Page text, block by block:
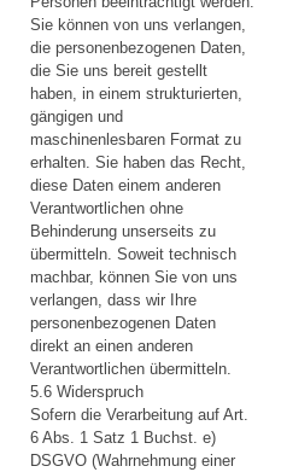
Sie können von uns verlangen,
die personenbezogenen Daten,
die Sie uns bereit gestellt
haben, in einem strukturierten,
gängigen und
maschinenlesbaren Format zu
erhalten. Sie haben das Recht,
diese Daten einem anderen
Verantwortlichen ohne
Behinderung unserseits zu
übermitteln. Soweit technisch
machbar, können Sie von uns
verlangen, dass wir Ihre
personenbezogenen Daten
direkt an einen anderen
Verantwortlichen übermitteln.
5.6 Widerspruch
Sofern die Verarbeitung auf Art.
6 Abs. 1 Satz 1 Buchst. e)
DSGVO (Wahrnehmung einer